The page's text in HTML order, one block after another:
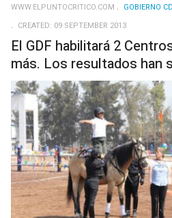
WWW.ELPUNTOCRITICO.COM
GOBIERNO
CREATED: 09 SEPTEMBER 2013
El GDF habilitará 2
más. Los resultados han